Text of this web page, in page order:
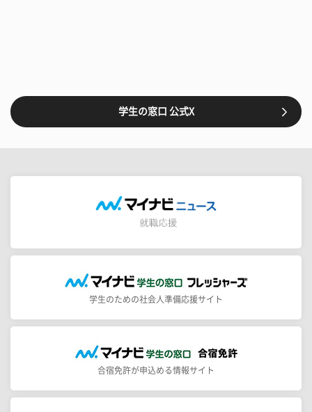
学生の窓口 公式X
学生のための社会人準備応援サイト
合宿免許が申込める情報サイト